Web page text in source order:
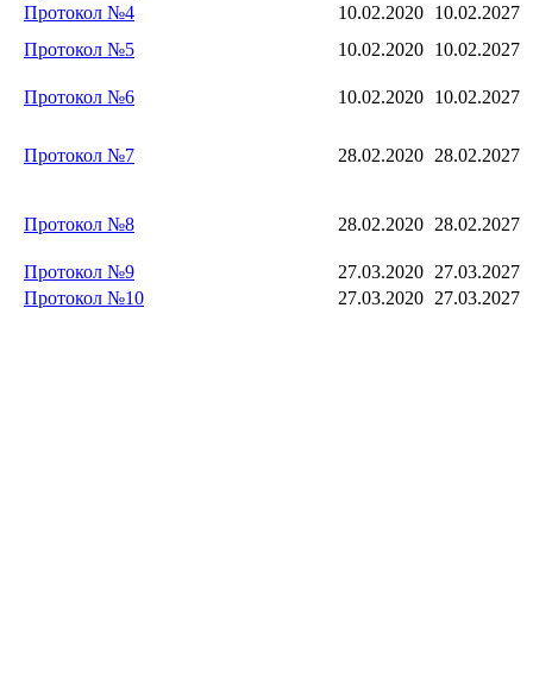
Протокол №4 10.02.2020 10.02.2027
Протокол №5 10.02.2020 10.02.2027
Протокол №6 10.02.2020 10.02.2027
Протокол №7 28.02.2020 28.02.2027
Протокол №8 28.02.2020 28.02.2027
Протокол №9 27.03.2020 27.03.2027
Протокол №10 27.03.2020 27.03.2027